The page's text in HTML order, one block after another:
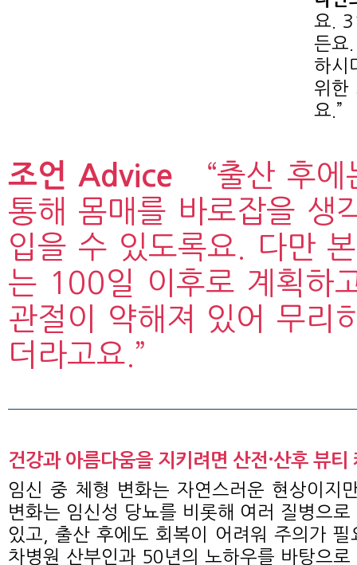
요.
든요
하시
위한
요.”
조언 Advice “출산 후
통해 몸매를 바로잡을 생
입을 수 있도록요. 다만
는 100일 이후로 계획하
관절이 약해져 있어 무리
더라고요.”
건강과 아름다움을 지키려면 산전·산후 뷰티
임신 중 체형 변화는 자연스러운 현상이지
변화는 임신성 당뇨를 비롯해 여러 질병으
있고, 출산 후에도 회복이 어려워 주의가 필
차병원 산부인과 50년의 노하우를 바탕으로